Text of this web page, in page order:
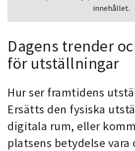
innehållet.
Dagens trender
för utställningar
Hur ser framtidens
Ersätts den fysiska
digitala rum, eller
platsens betydelse vara